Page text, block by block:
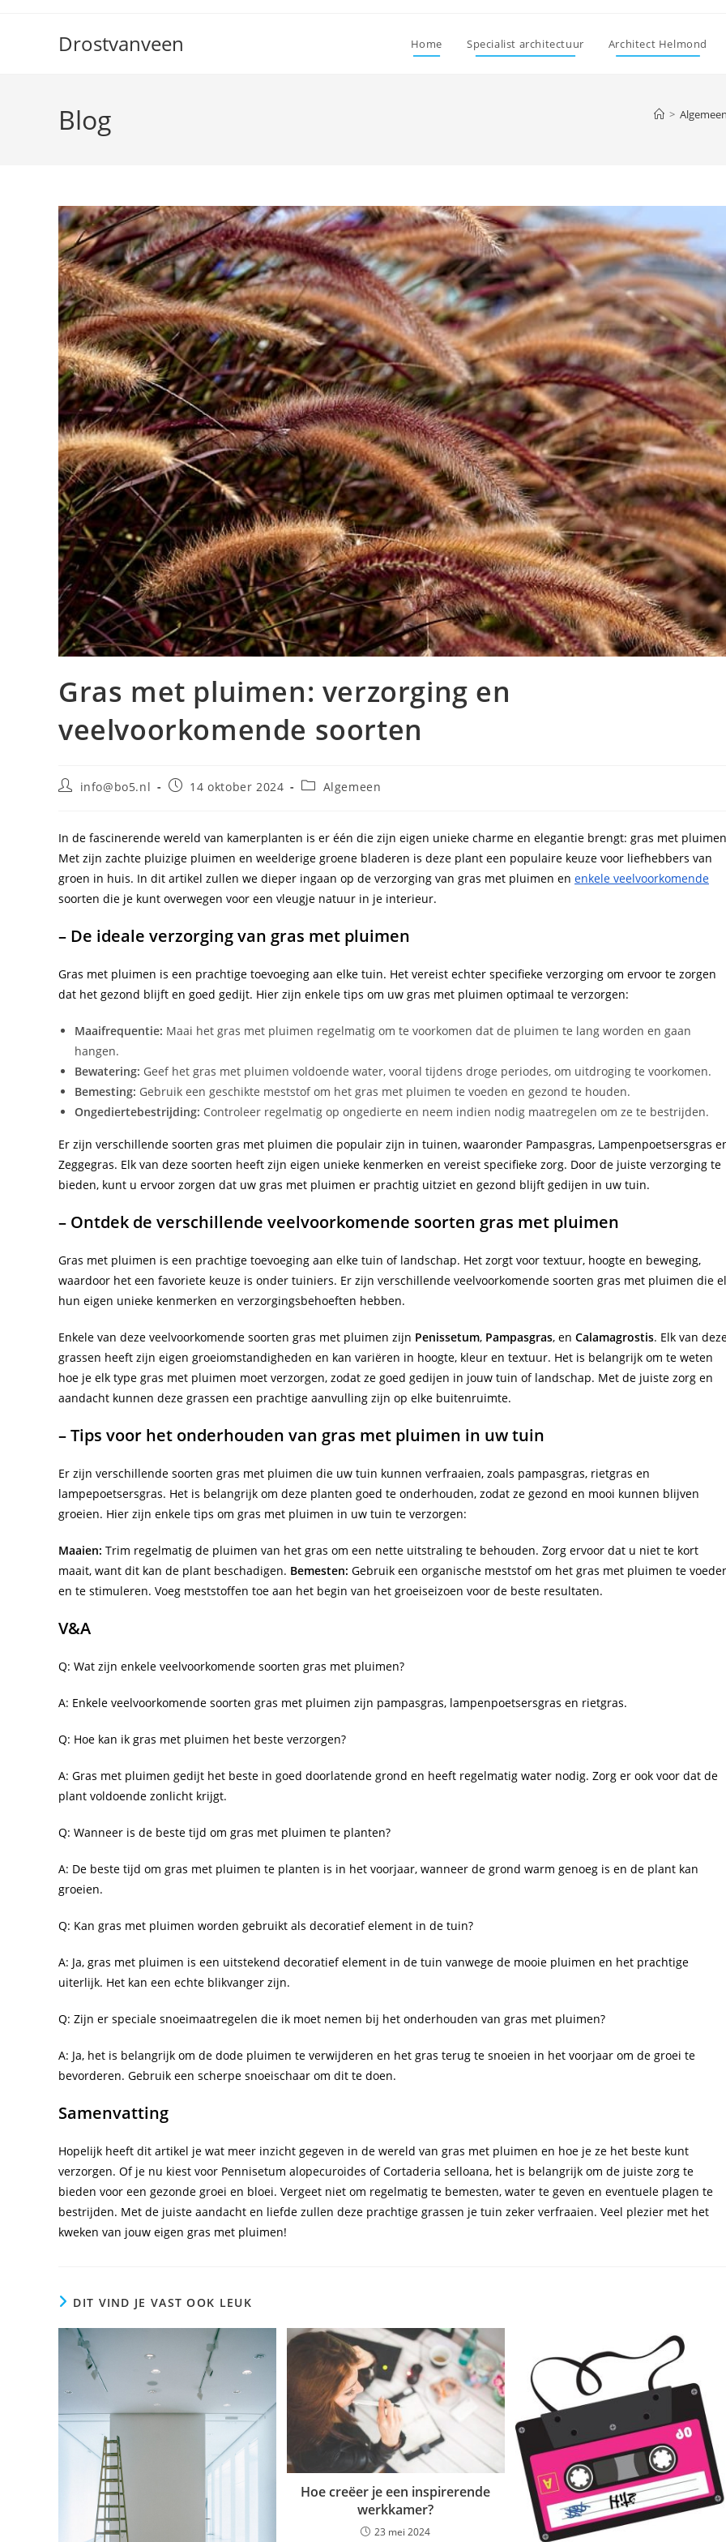
Drostvanveen Home Specialist architectuur Architect Helmond
Blog > Algemeen
Gras met pluimen: verzorging en
veelvoorkomende soorten
Berichtinfo@bo5.nl
Bericht14 oktober 2024 Berichtcategorie:
Algemeen
In de fascinerende wereld van kamerplanten is er één die zijn eigen unieke charme en elegantie brengt: gras met
Met zijn zachte pluizige pluimen en weelderige groene bladeren is deze plant een populaire keuze voor liefhebbers van
groen in huis. In dit artikel zullen we dieper ingaan op de verzorging van gras met pluimen en enkele veelvoorkomende
soorten die je kunt overwegen voor een vleugje natuur in je interieur.
– De ideale verzorging van gras met pluimen
Gras met pluimen is een prachtige toevoeging aan elke tuin. Het vereist echter specifieke verzorging om ervoor te zorgen
dat het gezond blijft en goed gedijt. Hier zijn enkele tips om uw gras met pluimen optimaal te verzorgen:
Maaifrequentie: Maai het gras met pluimen regelmatig om te voorkomen dat de pluimen te lang worden en gaan
hangen.
Bewatering: Geef het gras met pluimen voldoende water, vooral tijdens droge periodes, om uitdroging te voorkomen.
Bemesting: Gebruik een geschikte meststof om het gras met pluimen te voeden en gezond te houden.
Ongediertebestrijding: Controleer regelmatig op ongedierte en neem indien nodig maatregelen om ze te bestrijden.
Er zijn verschillende soorten gras met pluimen die populair zijn in tuinen, waaronder Pampasgras, Lampenpoetsersgras
Zeggegras. Elk van deze soorten heeft zijn eigen unieke kenmerken en vereist specifieke zorg. Door de juiste verzorging te
bieden, kunt u ervoor zorgen dat uw gras met pluimen er prachtig uitziet en gezond blijft gedijen in uw tuin.
– Ontdek de verschillende veelvoorkomende soorten gras met pluimen
Gras met pluimen is een prachtige toevoeging aan elke tuin of landschap. Het zorgt voor textuur, hoogte en beweging,
waardoor het een favoriete keuze is onder tuiniers. Er zijn verschillende veelvoorkomende soorten gras met pluimen die
hun eigen unieke kenmerken en verzorgingsbehoeften hebben.
Enkele van deze veelvoorkomende soorten gras met pluimen zijn Penissetum, Pampasgras, en Calamagrostis. Elk van
grassen heeft zijn eigen groeiomstandigheden en kan variëren in hoogte, kleur en textuur. Het is belangrijk om te weten
hoe je elk type gras met pluimen moet verzorgen, zodat ze goed gedijen in jouw tuin of landschap. Met de juiste zorg en
aandacht kunnen deze grassen een prachtige aanvulling zijn op elke buitenruimte.
– Tips voor het onderhouden van gras met pluimen in uw tuin
Er zijn verschillende soorten gras met pluimen die uw tuin kunnen verfraaien, zoals pampasgras, rietgras en
lampepoetsersgras. Het is belangrijk om deze planten goed te onderhouden, zodat ze gezond en mooi kunnen blijven
groeien. Hier zijn enkele tips om gras met pluimen in uw tuin te verzorgen:
Maaien: Trim regelmatig de pluimen van het gras om een nette uitstraling te behouden. Zorg ervoor dat u niet te kort
maait, want dit kan de plant beschadigen. Bemesten: Gebruik een organische meststof om het gras met pluimen te
en te stimuleren. Voeg meststoffen toe aan het begin van het groeiseizoen voor de beste resultaten.
V&A
Q: Wat zijn enkele veelvoorkomende soorten gras met pluimen?
A: Enkele veelvoorkomende soorten gras met pluimen zijn pampasgras, lampenpoetsersgras en rietgras.
Q: Hoe kan ik gras met pluimen het beste verzorgen?
A: Gras met pluimen gedijt het beste in goed doorlatende grond en heeft regelmatig water nodig. Zorg er ook voor dat de
plant voldoende zonlicht krijgt.
Q: Wanneer is de beste tijd om gras met pluimen te planten?
A: De beste tijd om gras met pluimen te planten is in het voorjaar, wanneer de grond warm genoeg is en de plant kan
groeien.
Q: Kan gras met pluimen worden gebruikt als decoratief element in de tuin?
A: Ja, gras met pluimen is een uitstekend decoratief element in de tuin vanwege de mooie pluimen en het prachtige
uiterlijk. Het kan een echte blikvanger zijn.
Q: Zijn er speciale snoeimaatregelen die ik moet nemen bij het onderhouden van gras met pluimen?
A: Ja, het is belangrijk om de dode pluimen te verwijderen en het gras terug te snoeien in het voorjaar om de groei te
bevorderen. Gebruik een scherpe snoeischaar om dit te doen.
Samenvatting
Hopelijk heeft dit artikel je wat meer inzicht gegeven in de wereld van gras met pluimen en hoe je ze het beste kunt
verzorgen. Of je nu kiest voor Pennisetum alopecuroides of Cortaderia selloana, het is belangrijk om de juiste zorg te
bieden voor een gezonde groei en bloei. Vergeet niet om regelmatig te bemesten, water te geven en eventuele plagen te
bestrijden. Met de juiste aandacht en liefde zullen deze prachtige grassen je tuin zeker verfraaien. Veel plezier met het
kweken van jouw eigen gras met pluimen!
DIT VIND JE VAST OOK LEUK
Hoe creëer je een inspirerende
werkkamer?
23 mei 2024